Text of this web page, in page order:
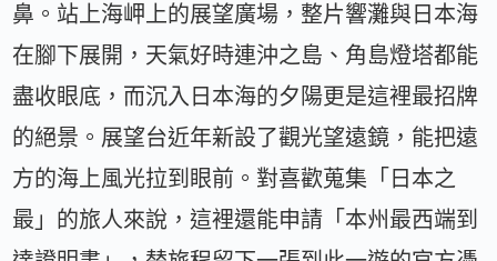
鼻。站上海岬上的展望廣場，整片響灘與日本海
在腳下展開，天氣好時連沖之島、角島燈塔都能
盡收眼底，而沉入日本海的夕陽更是這裡最招牌
的絕景。展望台近年新設了觀光望遠鏡，能把遠
方的海上風光拉到眼前。對喜歡蒐集「日本之
最」的旅人來說，這裡還能申請「本州最西端到